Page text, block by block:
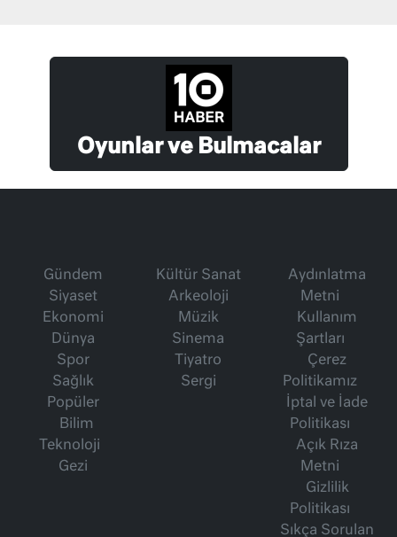
Oyunlar ve Bulmacalar
Gündem
Siyaset
Ekonomi
Dünya
Spor
Sağlık
Popüler
Bilim
Teknoloji
Gezi
Kültür Sanat
Arkeoloji
Müzik
Sinema
Tiyatro
Sergi
Aydınlatma
Metni
Kullanım
Şartları
Çerez
Politikamız
İptal ve İade
Politikası
Açık Rıza
Metni
Gizlilik
Politikası
Sıkça Sorulan